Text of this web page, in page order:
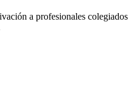
a profesionales colegiados